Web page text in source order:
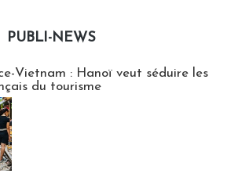
PUBLI-NEWS
Vietnam : Hanoï veut séduire les
du tourisme